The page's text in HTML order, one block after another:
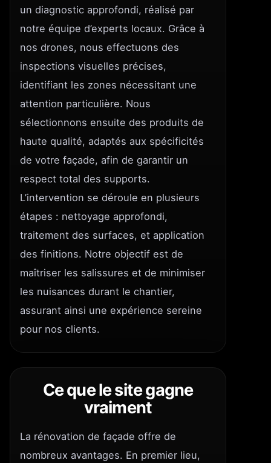
un diagnostic approfondi, réalisé par
notre équipe d’experts locaux. Grâce à
nos drones, nous effectuons des
inspections visuelles précises,
identifiant les zones nécessitant une
attention particulière. Nous
sélectionnons ensuite des produits de
haute qualité, adaptés aux spécificités
de votre façade, afin de garantir un
respect total des supports.
L’intervention se déroule en plusieurs
étapes : nettoyage approfondi,
traitement des surfaces, et application
des finitions. Notre objectif est de
maîtriser les salissures et de minimiser
les nuisances durant le chantier,
assurant ainsi une expérience sereine
pour nos clients.
Ce que le site gagne
vraiment
La rénovation de façade offre de
nombreux avantages. En premier lieu,